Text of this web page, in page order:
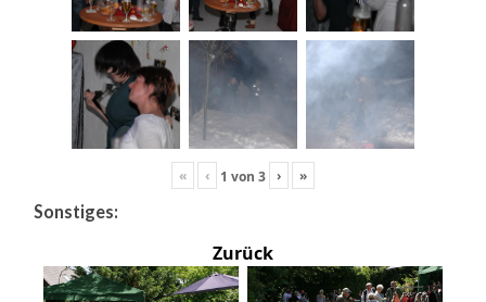
« ‹ 1 von 3 › »
Sonstiges:
Zurück